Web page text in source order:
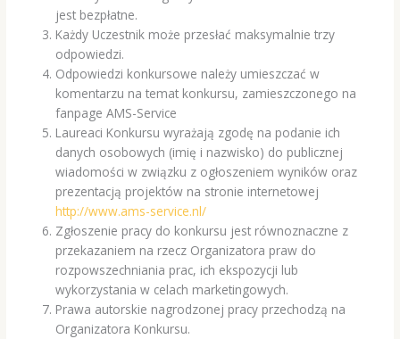
jest bezpłatne.
Każdy Uczestnik może przesłać maksymalnie trzy
odpowiedzi.
Odpowiedzi konkursowe należy umieszczać w
komentarzu na temat konkursu, zamieszczonego na
fanpage AMS-Service
Laureaci Konkursu wyrażają zgodę na podanie ich
danych osobowych (imię i nazwisko) do publicznej
wiadomości w związku z ogłoszeniem wyników oraz
prezentacją projektów na stronie internetowej
http://www.ams-service.nl/
Zgłoszenie pracy do konkursu jest równoznaczne z
przekazaniem na rzecz Organizatora praw do
rozpowszechniania prac, ich ekspozycji lub
wykorzystania w celach marketingowych.
Prawa autorskie nagrodzonej pracy przechodzą na
Organizatora Konkursu.